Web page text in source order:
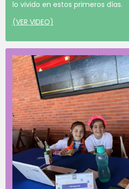
lo vivido en estos primeros días.
(VER VIDEO)